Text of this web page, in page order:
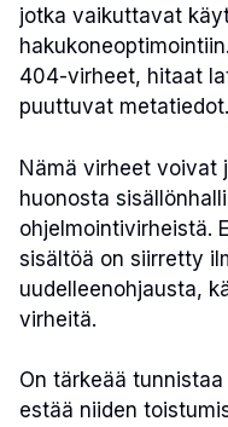
jotka vaikuttavat
404-virheet, hitaat
puuttuvat metatiedot.
Nämä virheet voivat
huonosta
ohjelmointivirheistä.
sisältöä on siirretty
uudelleenohjausta,
virheitä.
On tärkeää
estää niiden